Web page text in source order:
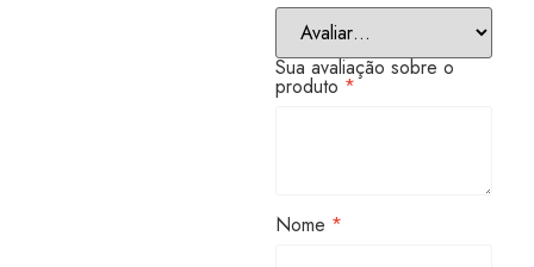
Sua avaliação sobre o
produto *
Nome *